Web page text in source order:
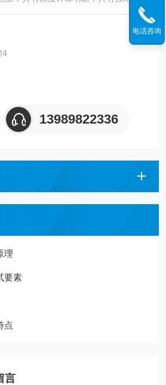
作简便等优点，是造纸、包装、科研及
13989822336
理
要素
点
言
电话咨询